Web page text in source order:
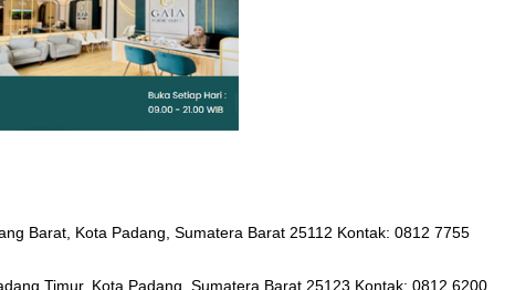
Barat, Kota Padang, Sumatera Barat 25112 Kontak: 0812 7755
Timur, Kota Padang, Sumatera Barat 25123 Kontak: 0812 6200